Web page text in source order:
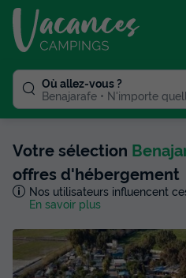
Où allez-vous ?
Benajarafe
N'importe
Votre sélection
offres d'hébergement
Nos utilisateurs influencent
En savoir plus